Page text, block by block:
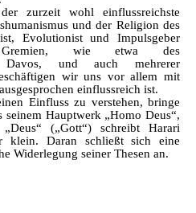
zurzeit wohl einflussreichste
und der Religion des
Evolutionist und Impulsgeber
Gremien, wie etwa des
Davos, und auch mehrerer
wir uns vor allem mit
einflussreich ist.
Einfluss zu verstehen, bringe
Hauptwerk „Homo Deus“,
(„Gott“) schreibt Harari
klein. Daran schließt sich eine
Widerlegung seiner Thesen an.